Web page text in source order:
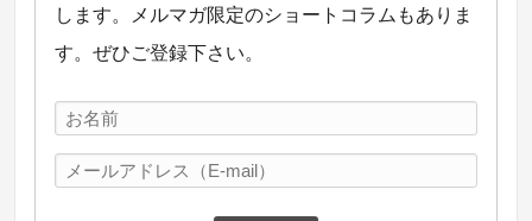
します。メルマガ限定のショートコラムもありま
す。ぜひご登録下さい。